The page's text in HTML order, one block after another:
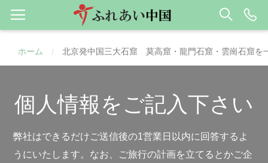
ホーム / 北京発中国三大石窟 莫高窟・龍門石窟・雲崗石窟
個人情報をご記入下さい
弊社はできるだけご送信後の1営業日以内に回答するよ
うにいたします。なお、ご旅行の計画を立てるとかご企